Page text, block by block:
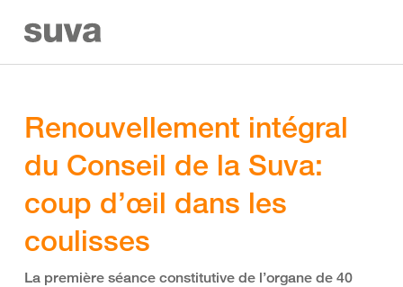
Renouvellement intégral
du Conseil de la Suva:
coup d’œil dans les
coulisses
La première séance constitutive de l’organe de 40